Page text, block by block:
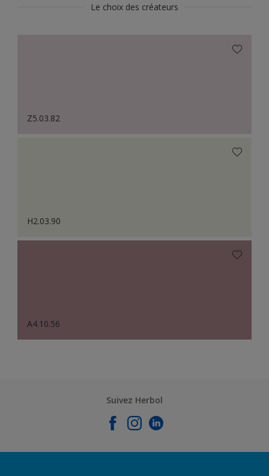
Le choix des créateurs
Z5.03.82
H2.03.90
A4.10.56
Suivez Herbol